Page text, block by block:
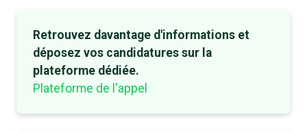
Retrouvez davantage d'informations et
déposez vos candidatures sur la
plateforme dédiée.
Plateforme de l'appel